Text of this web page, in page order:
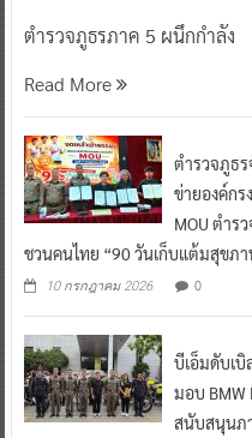
ตำรวจภูธรภาค 5 ผนึกกำลัง
Read More
ตำรวจภูธ
ข่ายองค์กร
MOU ตำร
ชวนคนไทย “90 วันเก็บแต้มสุขภา
10 กรกฎาคม 2026 0
บีเอ็มดับเบิ
มอบ BMW
สนับสนุนภา